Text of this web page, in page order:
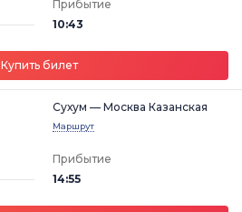
Прибытие
10:43
Купить билет
Сухум — Москва Казанская
Маршрут
Прибытие
14:55